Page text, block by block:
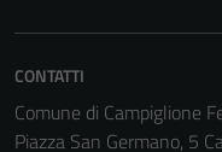
CONTATTI
Comune di Campiglione
Piazza San Germano, 5